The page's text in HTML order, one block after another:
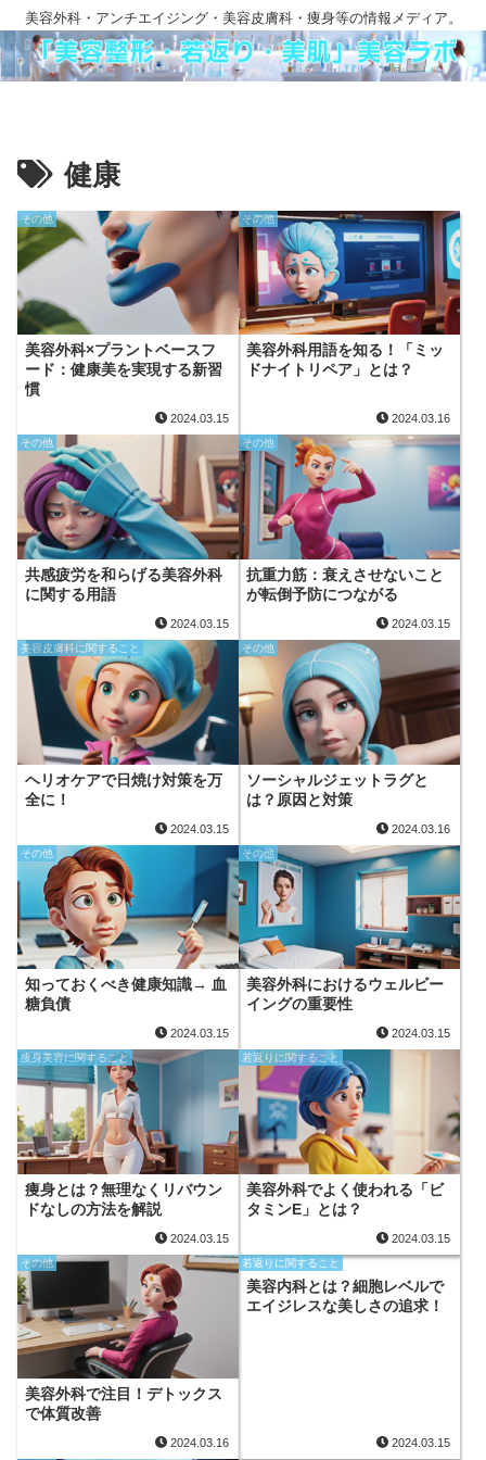
美容外科・アンチエイジング・美容皮膚科・痩身等の情報メディア。
健康
その他
美容外科×プラントベースフ
ード：健康美を実現する新習
慣
2024.03.15
その他
美容外科用語を知る！「ミッ
ドナイトリペア」とは？
2024.03.16
その他
共感疲労を和らげる美容外科
に関する用語
2024.03.15
その他
抗重力筋：衰えさせないこと
が転倒予防につながる
2024.03.15
美容皮膚科に関すること
ヘリオケアで日焼け対策を万
全に！
2024.03.15
その他
ソーシャルジェットラグと
は？原因と対策
2024.03.16
その他
知っておくべき健康知識→ 血
糖負債
2024.03.15
その他
美容外科におけるウェルビー
イングの重要性
2024.03.15
痩身美容に関すること
痩身とは？無理なくリバウン
ドなしの方法を解説
2024.03.15
若返りに関すること
美容外科でよく使われる「ビ
タミンE」とは？
2024.03.15
その他
美容外科で注目！デトックス
で体質改善
2024.03.16
若返りに関すること
美容内科とは？細胞レベルで
エイジレスな美しさの追求！
2024.03.15